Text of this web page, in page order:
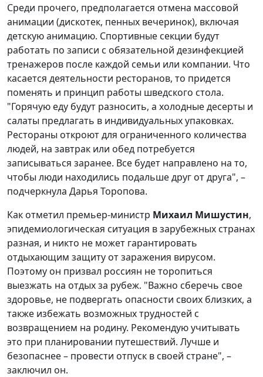
Среди прочего, предполагается отмена массовой
анимации (дискотек, пенных вечеринок), включая
детскую анимацию. Спортивные секции будут
работать по записи с обязательной дезинфекцией
тренажеров после каждой семьи или компании. Что
касается деятельности ресторанов, то придется
поменять и принцип работы шведского стола.
"Горячую еду будут разносить, а холодные десерты и
салаты предлагать в индивидуальных упаковках.
Рестораны откроют для ограниченного количества
людей, на завтрак или обед потребуется
записываться заранее. Все будет направлено на то,
чтобы люди находились подальше друг от друга", –
подчеркнула Дарья Торопова.
Как отметил премьер-министр Михаил Мишустин,
эпидемиологическая ситуация в зарубежных странах
разная, и никто не может гарантировать
отдыхающим защиту от заражения вирусом.
Поэтому он призвал россиян не торопиться
выезжать на отдых за рубеж. "Важно сберечь свое
здоровье, не подвергать опасности своих близких, а
также избежать возможных трудностей с
возвращением на родину. Рекомендую учитывать
это при планировании путешествий. Лучше и
безопаснее – провести отпуск в своей стране", –
заключил он.